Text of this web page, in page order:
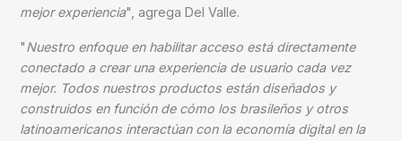
mejor experiencia", agrega Del Valle.
"Nuestro enfoque en habilitar acceso está directamente
conectado a crear una experiencia de usuario cada vez
mejor. Todos nuestros productos están diseñados y
construidos en función de cómo los brasileños y otros
latinoamericanos interactúan con la economía digital en la